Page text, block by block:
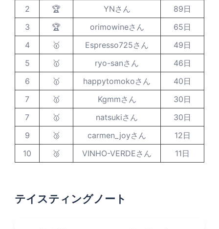
2
🏆 YNさん
89日
3
🏆 orimowineさん
65日
4
🥇 Espresso725さん
49日
5
🥇 ryo-sanさん
46日
6
🥇 happytomokoさん
40日
7
🥇 Kgmmさん
30日
7
🥇 natsukiさん
30日
9
🥉 carmen_joyさん
12日
10
🥉 VINHO-VERDEさん 11日
テイスティングノート